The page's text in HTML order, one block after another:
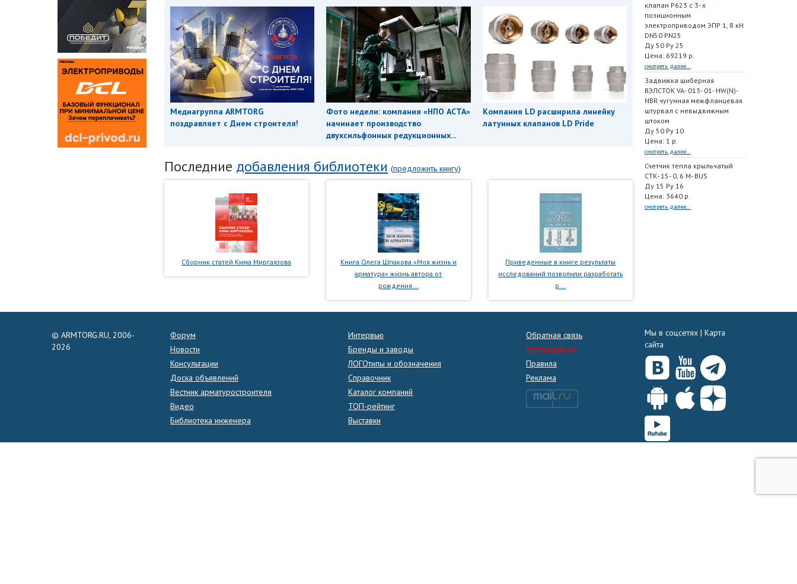
Медиагруппа ARMTORG
поздравляет с Днем строителя!
Фото недели: компания «НПО АСТА»
начинает производство
двухсильфонных редукционных...
Компания LD расширила линейку
латунных клапанов LD Pride
Последние добавления библиотеки (предложить книгу)
Сборник статей Кима Миргаязова
Книга Олега Шпакова «Моя жизнь и
арматура» жизнь автора от
рождения...
Приведенные в книге результаты
исследований позволили разработать
р...
клапан Р623 с 3- х
позиционным
электроприводом ЭПР 1, 8 кН
DN50 PN25
Ду 50 Ру 25
Цена: 69219 р.
смотреть далее...
Задвижка шиберная
ВЭЛСТОК VA- 013- 01- HW(N)-
NBR чугунная межфланцевая
штурвал с невыдвижным
штоком
Ду 50 Ру 10
Цена: 1 р.
смотреть далее...
Счетчик тепла крыльчатый
СТК- 15- 0, 6 M- BUS
Ду 15 Ру 16
Цена: 3640 р.
смотреть далее...
© ARMTORG.RU, 2006-
2026
Форум
Новости
Консультации
Доска объявлений
Вестник арматуростроителя
Видео
Библиотека инженера
Интервью
Бренды и заводы
ЛОГОтипы и обозначения
Справочник
Каталог компаний
ТОП-рейтинг
Выставки
Обратная связь
Armtorg.News
Правила
Реклама
Мы в соцсетях | Карта
сайта